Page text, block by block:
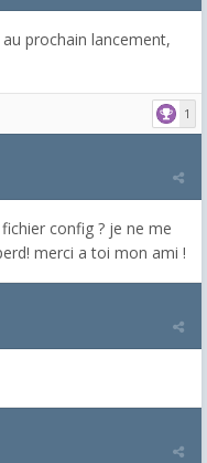
prochain lancement,
1
config ? je ne me
merci a toi mon ami !